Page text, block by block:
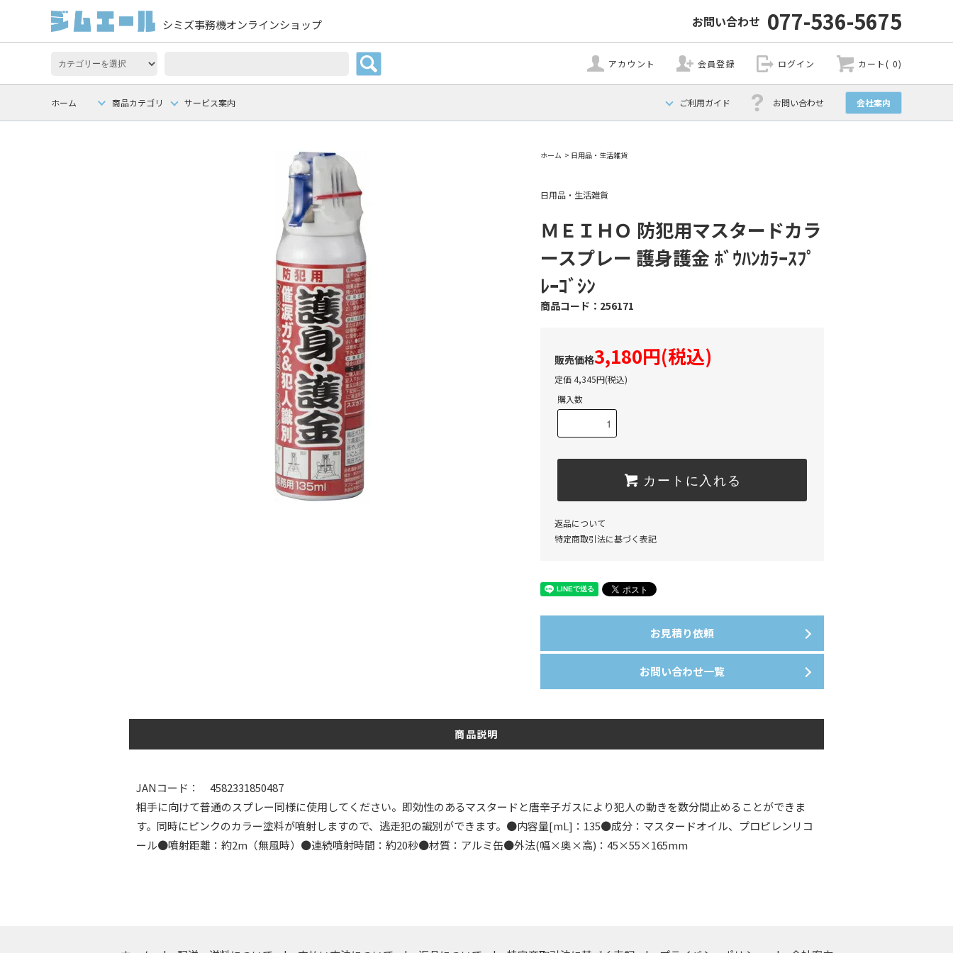
シミズ事務機オンラインショップ お問い合わせ 077-536-5675
アカウント 会員登録 ログイン カート( 0)
ホーム 商品カテゴリ サービス案内 ご利用ガイド お問い合わせ 会社案内
ホーム > 日用品・生活雑貨
日用品・生活雑貨
ＭＥＩＨＯ 防犯用マスタードカラ
ースプレー 護身護金 ﾎﾞｳﾊﾝｶﾗｰｽﾌﾟ
ﾚｰｺﾞｼﾝ
256171
3,180円(税込)
定価 4,345円(税込)
購入数
カートに入れる
返品について
特定商取引法に基づく表記
お見積り依頼
お問い合わせ一覧
商品説明
JANコード： 4582331850487
相手に向けて普通のスプレー同様に使用してください。即効性のあるマスタードと唐辛子ガスにより犯人の動きを数分間止めることができま
す。同時にピンクのカラー塗料が噴射しますので、逃走犯の識別ができます。●内容量[mL]：135●成分：マスタードオイル、プロピレンリコ
ール●噴射距離：約2m（無風時）●連続噴射時間：約20秒●材質：アルミ缶●外法(幅×奥×高)：45×55×165mm